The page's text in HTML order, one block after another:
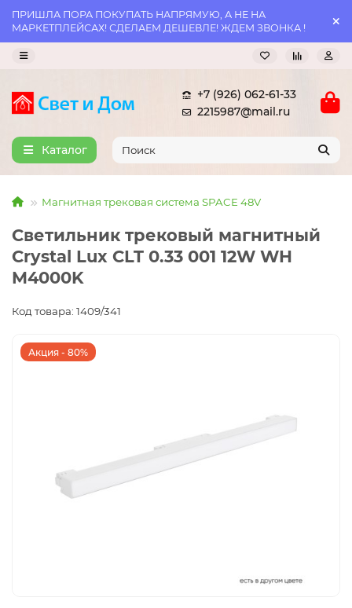
ПРИШЛА ПОРА ПОКУПАТЬ НАПРЯМУЮ, А НЕ НА
МАРКЕТПЛЕЙСАХ! СДЕЛАЕМ ДЕШЕВЛЕ! ЖДЕМ ЗВОНКА !
+7 (926) 062-61-33
2215987@mail.ru
Каталог
Магнитная трековая система SPACE 48V
Светильник трековый магнитный
Crystal Lux CLT 0.33 001 12W WH
M4000K
Код товара: 1409/341
Акция - 80%